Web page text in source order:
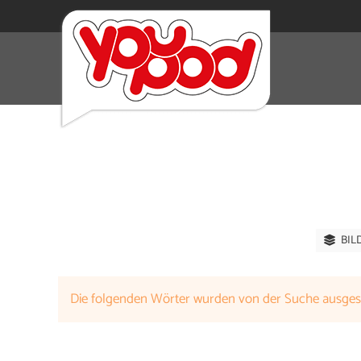
Die folgenden Wörter wurden von der Suche